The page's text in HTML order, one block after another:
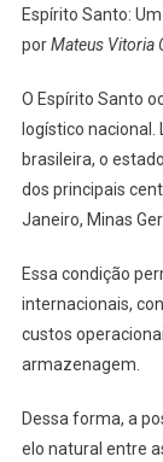
Espírito Santo:
porMateus Vitoria
O Espírito Santo
logístico
brasileira, o
dos principais
Janeiro, Minas
Essa condição
internacionais,
custos
armazenagem.
Dessa forma, a
elo natural entre